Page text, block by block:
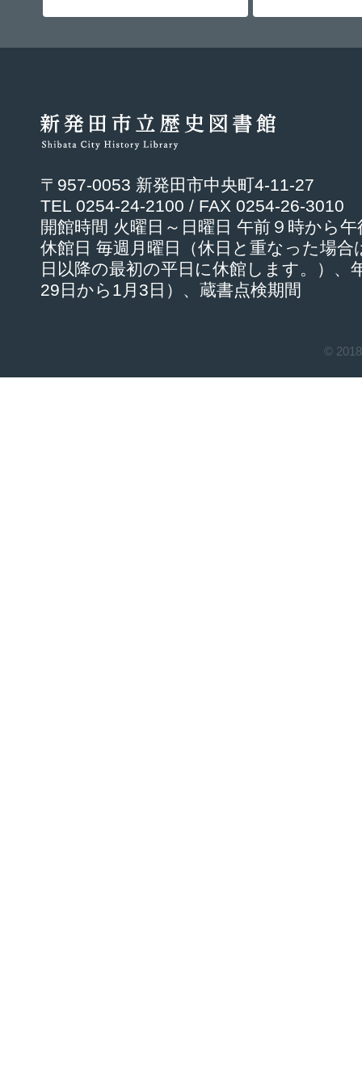
〒957-0053 新発田市中央町4-11-27
TEL 0254-24-2100 / FAX 0254-26-3010
開館時間 火曜日～日曜日 午前９時から
休館日 毎週月曜日（休日と重なった場合
日以降の最初の平日に休館します。）、
29日から1月3日）、蔵書点検期間
©